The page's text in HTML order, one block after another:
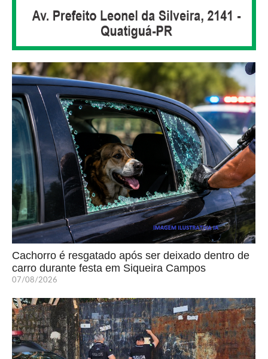
Cachorro é resgatado após ser deixado dentro de
carro durante festa em Siqueira Campos
07/08/2026